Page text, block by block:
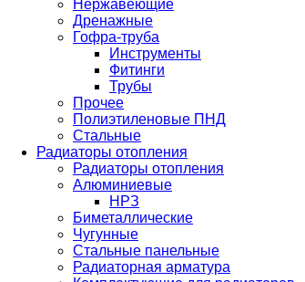
Нержавеющие
Дренажные
Гофра-труба
Инструменты
Фитинги
Трубы
Прочее
Полиэтиленовые ПНД
Стальные
Радиаторы отопления
Радиаторы отопления
Алюминиевые
НРЗ
Биметаллические
Чугунные
Стальные панельные
Радиаторная арматура